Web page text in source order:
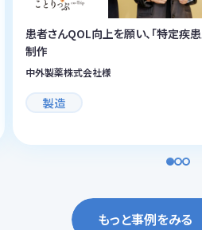
患者さんQOL向上を願い、「特定疾
制作
中外製薬株式会社様
製造
もっと事例をみる